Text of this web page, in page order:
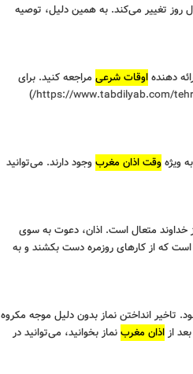
تغییر می‌کند. به همین دلیل، توصیه
دهندهاوقات شرعی مراجعه کنید. برای
https://www.tabdilyab.com/
)
ویژهوقت اذان مغربوجود دارند. می‌توانید
خداوند متعال است. اذان، دعوت به سوی
که از کارهای روزمره دست بکشند و به
تاخیر انداختن نماز بدون دلیل موجه مکروه
ازاذان مغربنماز بخوانید، می‌توانید در